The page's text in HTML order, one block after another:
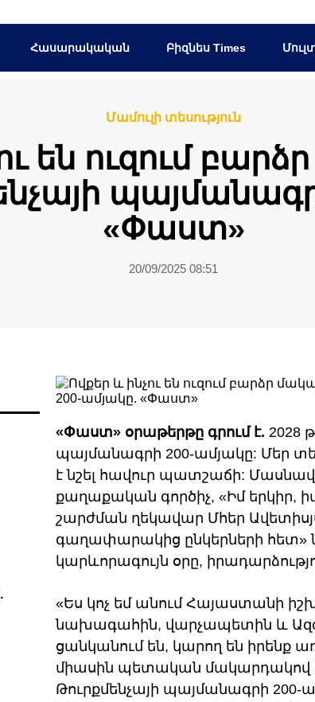
Հասարակական Բիզնես Times
Մամուլի տեսություն
են ուզում
«Փաստ»
20/09/2025 08:51
«Փաստ» օրաթերթը գրում է. 2028
պայմանագրի 200-ամյակը: Մեր
է նշել հավուր պատշաճի:
քաղաքական գործիչ, «Իմ
շարժման ղեկավար Մհեր
գաղափարակից ընկերների
կարևորագույն օրը,
«Ես կոչ եմ անում Հայաստանի
նախագահին, վարչապետին և
ցանկանում են, կարող են իրենք
միասին պետական մակարդակով
Թուրքմենչայի պայմանագրի 200-